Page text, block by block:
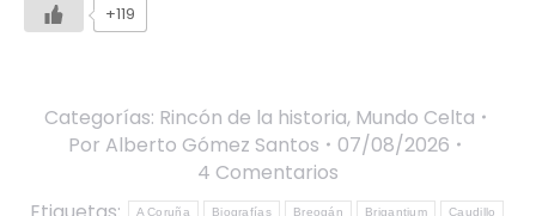
+119
Categorías: Rincón de la historia, Mundo Celta
Por Alberto Gómez Santos
07/08/2026
4 Comentarios
A Coruña Biografías Breogán Brigantium Caudillo